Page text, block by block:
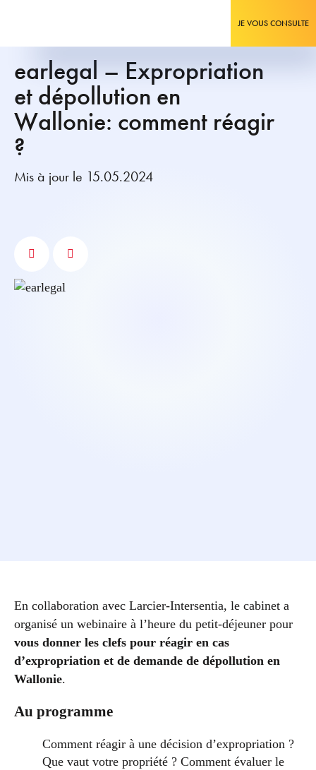
JE VOUS CONSULTE
earlegal – Expropriation
et dépollution en
Wallonie: comment réagir
?
Mis à jour le 15.05.2024
En collaboration avec Larcier-Intersentia, le cabinet a
organisé un webinaire à l’heure du petit-déjeuner pour
vous donner les clefs pour réagir en cas
d’expropriation et de demande de dépollution en
Wallonie.
Au programme
Comment réagir à une décision d’expropriation ?
Que vaut votre propriété ? Comment évaluer le